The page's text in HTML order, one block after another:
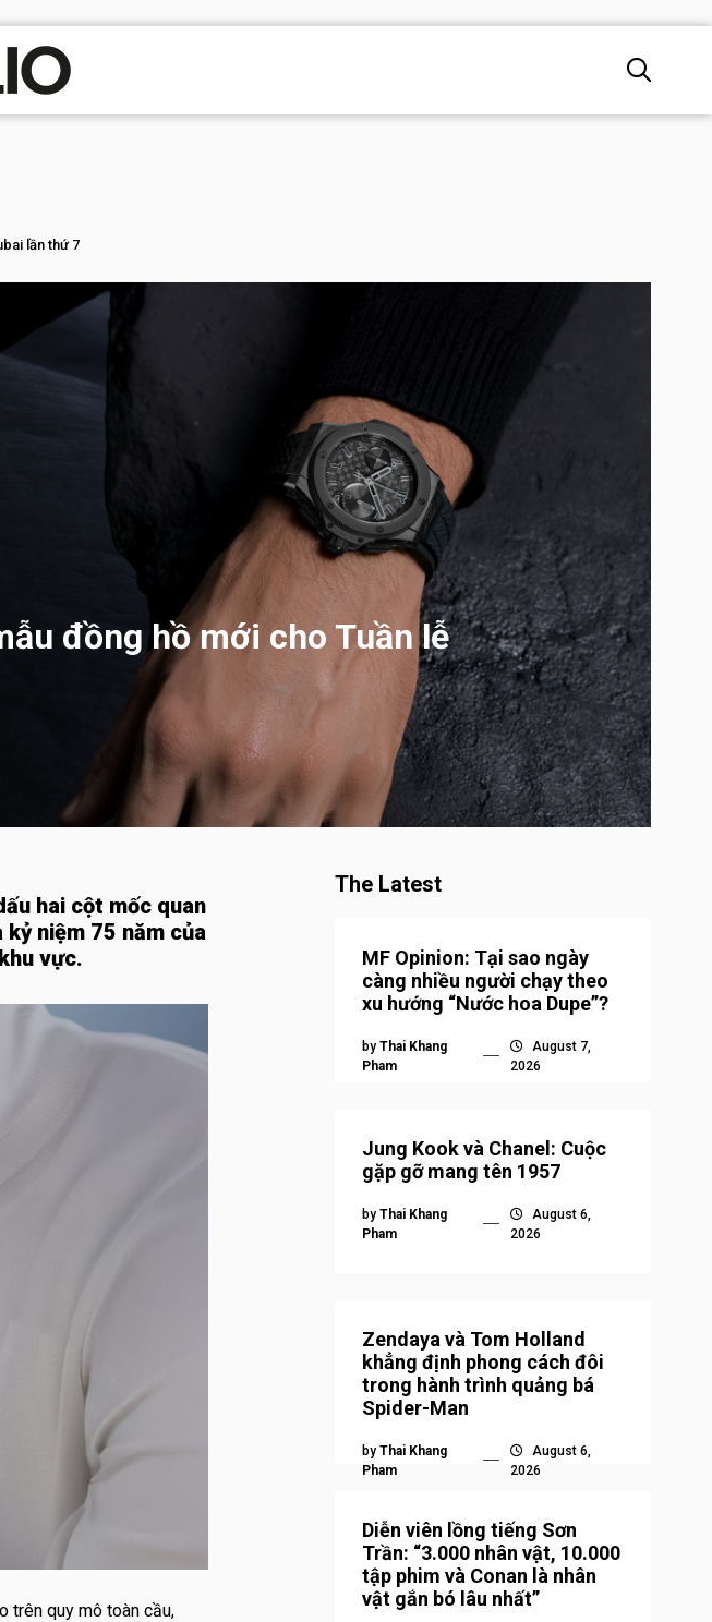
lần thứ 7
đồng hồ mới cho Tuần lễ
hai cột mốc quan
niệm 75 năm của
vực.
trên quy mô toàn cầu,
The Latest
MF Opinion: Tại sao ngày
càng nhiều người chạy theo
xu hướng “Nước hoa Dupe”?
by Thai Khang
Pham
August 7,
2026
Jung Kook và Chanel: Cuộc
gặp gỡ mang tên 1957
by Thai Khang
Pham
August 6,
2026
Zendaya và Tom Holland
khẳng định phong cách đôi
trong hành trình quảng bá
Spider-Man
by Thai Khang
Pham
August 6,
2026
Diễn viên lồng tiếng Sơn
Trần: “3.000 nhân vật, 10.000
tập phim và Conan là nhân
vật gắn bó lâu nhất”